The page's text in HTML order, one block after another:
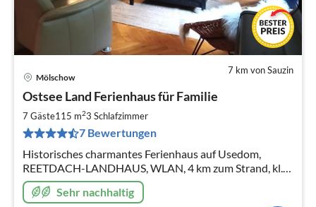
7 km von Sauzin
Mölschow
Ostsee Land Ferienhaus für Familie
7 Gäste115 m23 Schlafzimmer
7 Bewertungen
Historisches charmantes Ferienhaus auf Usedom,
REETDACH-LANDHAUS, WLAN, 4 km zum Strand, kl.
eingezäunter Garten, WM, Angelurlaub, Aktivurlaub,
StrandurlaubSehr nachhaltig